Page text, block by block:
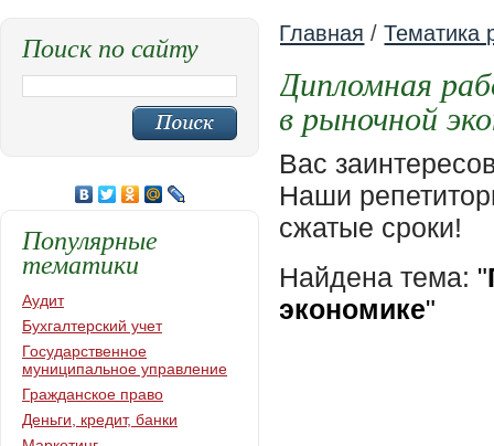
Главная /Тематика
Дипломная
в рыночной
Вас
Наши
сжатые сроки!
Найдена тема: "
экономике"
Поиск по сайту
Популярные
тематики
Аудит
Бухгалтерский учет
Государственное
муниципальное управление
Гражданское право
Деньги, кредит, банки